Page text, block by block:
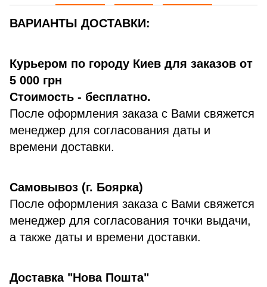
ВАРИАНТЫ ДОСТАВКИ:
Курьером по городу Киев для заказов от
5 000 грн
Стоимость - бесплатно.
После оформления заказа с Вами свяжется
менеджер для согласования даты и
времени доставки.
Самовывоз (г. Боярка)
После оформления заказа с Вами свяжется
менеджер для согласования точки выдачи,
а также даты и времени доставки.
Доставка "Нова Пошта"